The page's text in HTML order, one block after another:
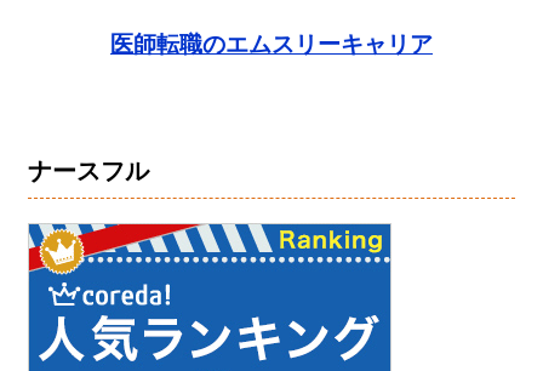
医師転職のエムスリーキャリア
ナースフル